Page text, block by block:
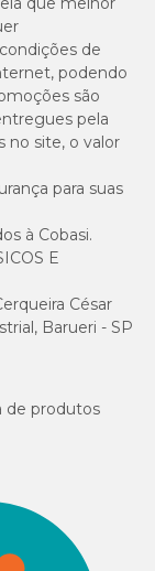
de
podendo
são
pela
no site, o valor
para suas
à Cobasi.
E
César
Barueri - SP
de produtos